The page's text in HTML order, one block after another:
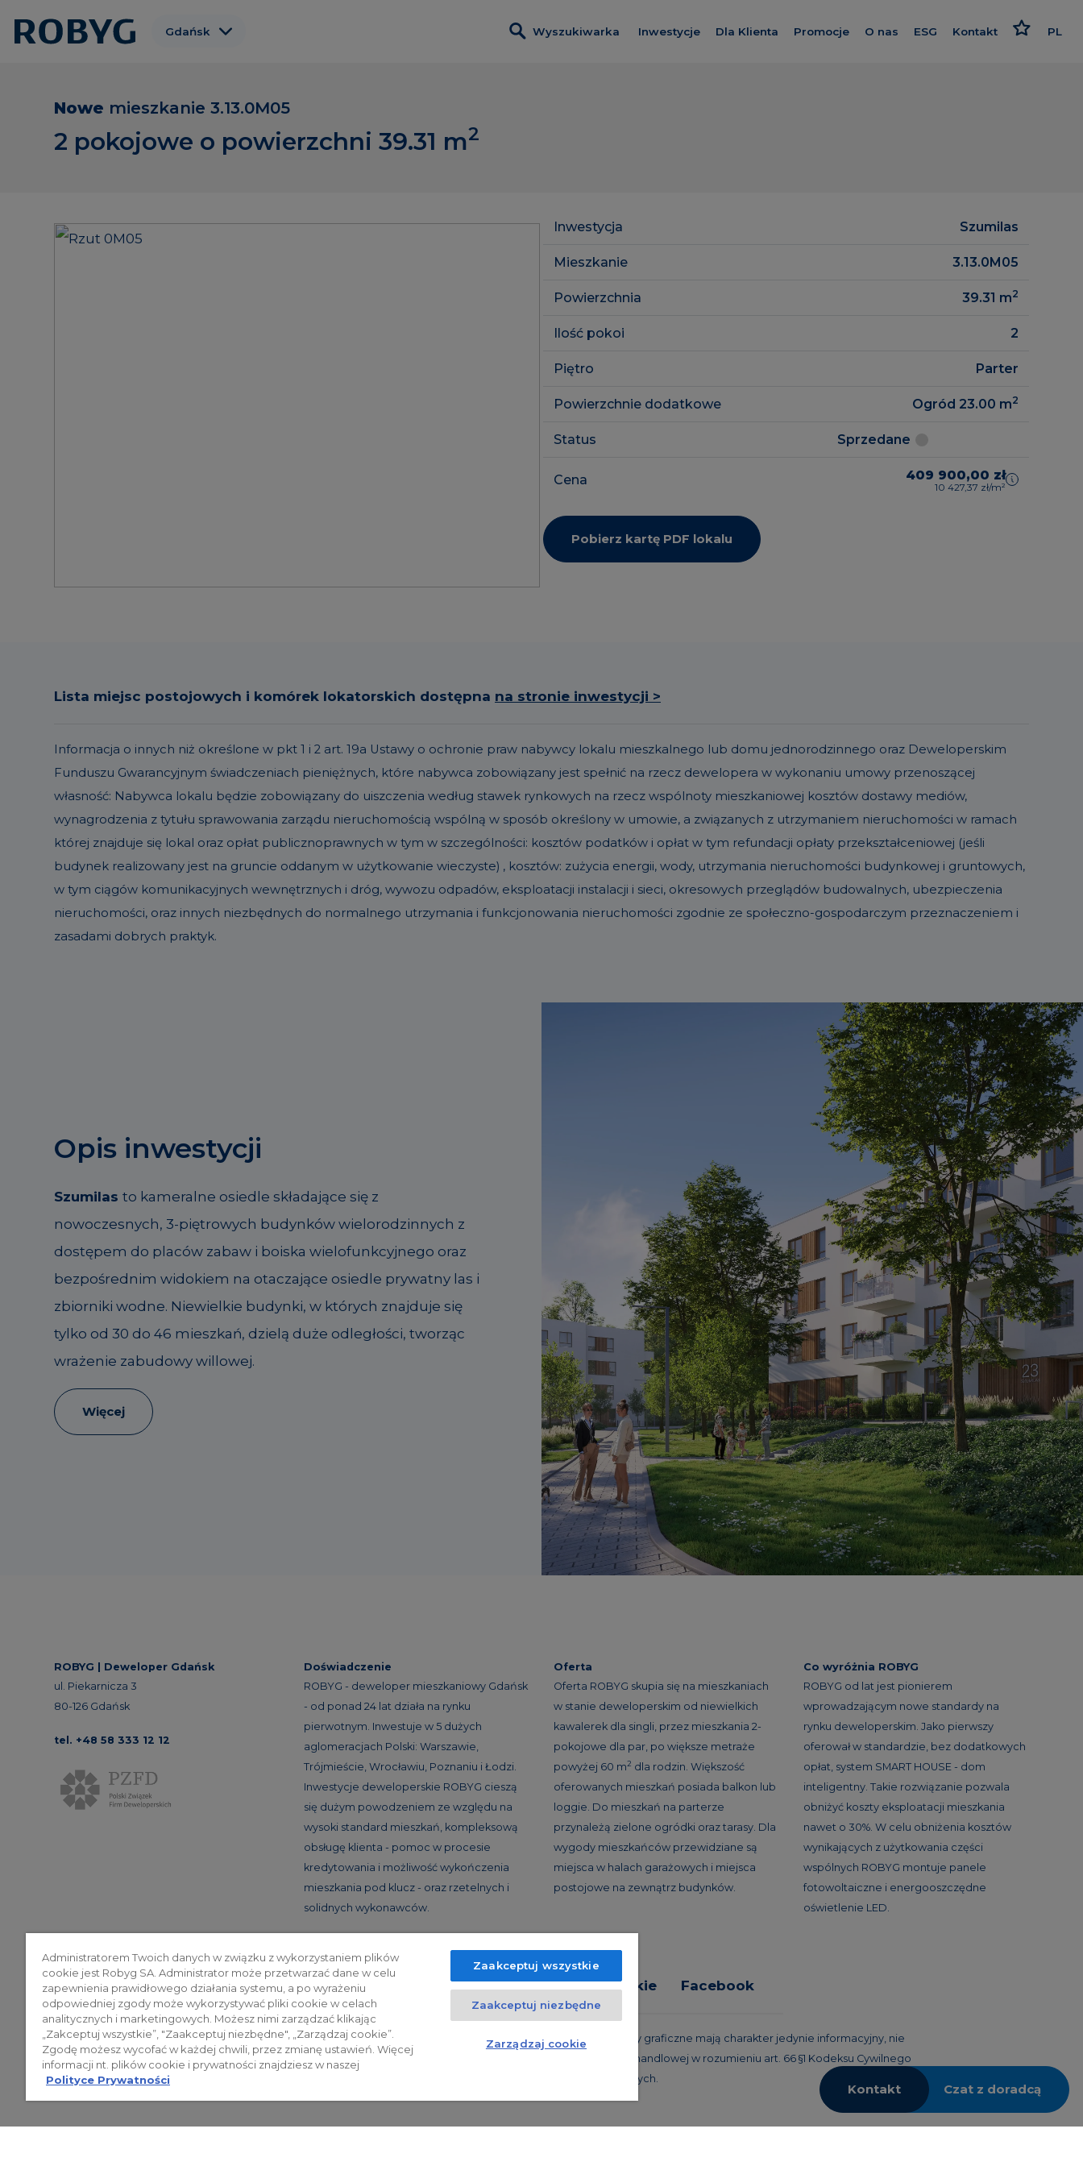
Gdańsk
Wrocław
Wyszukiwarka Inwestycje
Inwestycje zrealizowane
Dla Klienta Promocje O nas
Dla inwestora
ESG Kontakt PL
Nowe mieszkanie 3.13.0M05
2 pokojowe o powierzchni 39.31 m2
Inwestycja Szumilas
Mieszkanie 3.13.0M05
Powierzchnia 39.31 m2
Ilość pokoi 2
Piętro Parter
Powierzchnie dodatkowe Ogród 23.00 m2
Status Sprzedane
Cena 409 900,00 zł
10 427,37 zł/m²
Pobierz kartę PDF lokalu
Lista miejsc postojowych i komórek lokatorskich dostępna na stronie inwestycji >
Informacja o innych niż określone w pkt 1 i 2 art. 19a Ustawy o ochronie praw nabywcy lokalu mieszkalnego lub domu jednorodzinnego oraz Deweloperskim
Funduszu Gwarancyjnym świadczeniach pieniężnych, które nabywca zobowiązany jest spełnić na rzecz dewelopera w wykonaniu umowy przenoszącej
własność: Nabywca lokalu będzie zobowiązany do uiszczenia według stawek rynkowych na rzecz wspólnoty mieszkaniowej kosztów dostawy mediów,
wynagrodzenia z tytułu sprawowania zarządu nieruchomością wspólną w sposób określony w umowie, a związanych z utrzymaniem nieruchomości w ramach
której znajduje się lokal oraz opłat publicznoprawnych w tym w szczególności: kosztów podatków i opłat w tym refundacji opłaty przekształceniowej (jeśli
budynek realizowany jest na gruncie oddanym w użytkowanie wieczyste) , kosztów: zużycia energii, wody, utrzymania nieruchomości budynkowej i gruntowych,
w tym ciągów komunikacyjnych wewnętrznych i dróg, wywozu odpadów, eksploatacji instalacji i sieci, okresowych przeglądów budowalnych, ubezpieczenia
nieruchomości, oraz innych niezbędnych do normalnego utrzymania i funkcjonowania nieruchomości zgodnie ze społeczno-gospodarczym przeznaczeniem i
zasadami dobrych praktyk.
Opis inwestycji
Szumilas to kameralne osiedle składające się z
nowoczesnych, 3-piętrowych budynków wielorodzinnych z
dostępem do placów zabaw i boiska wielofunkcyjnego oraz
bezpośrednim widokiem na otaczające osiedle prywatny las i
zbiorniki wodne. Niewielkie budynki, w których znajduje się
tylko od 30 do 46 mieszkań, dzielą duże odległości, tworząc
wrażenie zabudowy willowej.
Więcej
ROBYG | Deweloper Gdańsk
ul. Piekarnicza 3
80-126 Gdańsk
tel. +48 58 333 12 12
Doświadczenie
ROBYG - deweloper mieszkaniowy Gdańsk
- od ponad 24 lat działa na rynku
pierwotnym. Inwestuje w 5 dużych
aglomeracjach Polski: Warszawie,
Trójmieście, Wrocławiu, Poznaniu i Łodzi.
Inwestycje deweloperskie ROBYG cieszą
się dużym powodzeniem ze względu na
wysoki standard mieszkań, kompleksową
obsługę klienta - pomoc w procesie
kredytowania i możliwość wykończenia
mieszkania pod klucz - oraz rzetelnych i
solidnych wykonawców.
Oferta
Oferta ROBYG skupia się na mieszkaniach
w stanie deweloperskim od niewielkich
kawalerek dla singli, przez mieszkania 2-
pokojowe dla par, po większe metraże
powyżej 60 m2 dla rodzin. Większość
oferowanych mieszkań posiada balkon lub
loggie. Do mieszkań na parterze
przynależą zielone ogródki oraz tarasy. Dla
wygody mieszkańców przewidziane są
miejsca w halach garażowych i miejsca
postojowe na zewnątrz budynków.
Co wyróżnia ROBYG
ROBYG od lat jest pionierem
wprowadzającym nowe standardy na
rynku deweloperskim. Jako pierwszy
oferował w standardzie, bez dodatkowych
opłat, system SMART HOUSE - dom
inteligentny. Takie rozwiązanie pozwala
obniżyć koszty eksploatacji mieszkania
nawet o 30%. W celu obniżenia kosztów
wynikających z użytkowania części
wspólnych ROBYG montuje panele
fotowoltaiczne i energooszczędne
oświetlenie LED.
Polityka prywatności Relacje inwestorskie Facebook
© 2026 ROBYG. Wszystkie prawa zastrzeżone. Powyższa oferta i przedstawione materiały graficzne mają charakter jedynie informacyjny, nie
mogą być traktowane jako ostateczne projekty realizacyjne, nie stanowią również oferty handlowej w rozumieniu art. 66 §1 Kodeksu Cywilnego
oraz innych właściwych przepisów prawnych.
Kontakt Czat z doradcą
Administratorem Twoich danych w związku z wykorzystaniem plików
cookie jest Robyg SA. Administrator może przetwarzać dane w celu
zapewnienia prawidłowego działania systemu, a po wyrażeniu
odpowiedniej zgody może wykorzystywać pliki cookie w celach
analitycznych i marketingowych. Możesz nimi zarządzać klikając
„Zakceptuj wszystkie”, "Zaakceptuj niezbędne", „Zarządzaj cookie”.
Zgodę możesz wycofać w każdej chwili, przez zmianę ustawień. Więcej
informacji nt. plików cookie i prywatności znajdziesz w naszej
Polityce Prywatności
Zaakceptuj wszystkie
Zaakceptuj niezbędne
Zarządzaj cookie